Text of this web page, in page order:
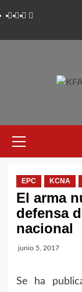
Twitter
YouTube
Telegram
Facebook
primario
EPC KCNA
El arma
defensa
nacional
junio 5, 2017
Se ha